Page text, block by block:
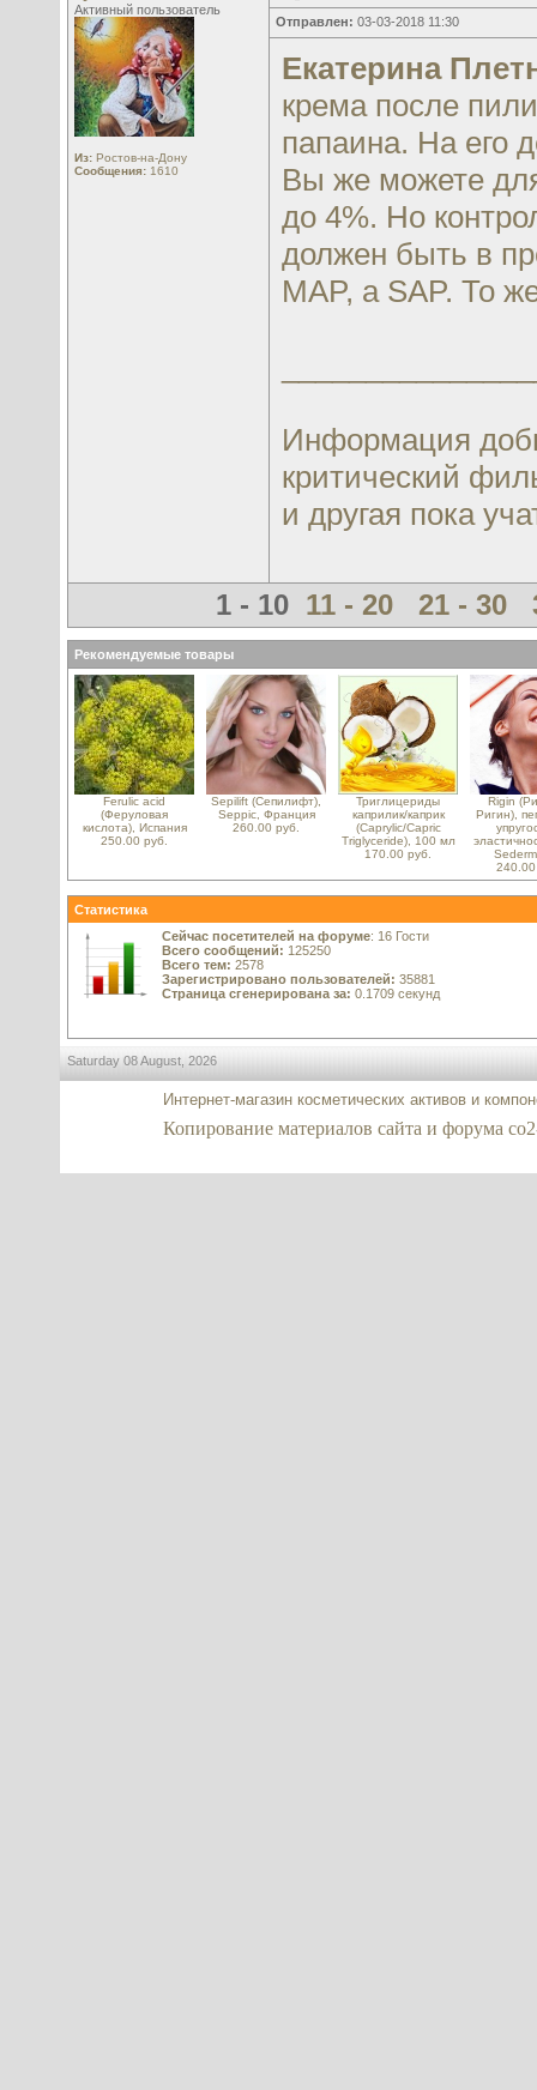
Активный пользователь
Из: Ростов-на-Дону
Сообщения: 1610
Отправлен: 03-03-2018 11:30
Екатерина
крема после
папаина. На его
Вы же можете
до 4%. Но
должен быть в
MAP, а SAP. То
Информация
критический
и другая пока
1 - 10 11 - 20 21 - 30
Рекомендуемые товары
Ferulic acid
(Феруловая
кислота), Испания
250.00 руб.
Sepilift (Сепилифт),
Seppic, Франция
260.00 руб.
Триглицериды
каприлик/каприк
(Caprylic/Capric
Triglyceride), 100 мл
170.00 руб.
Rigin
Ригин),
Статистика
Сейчас посетителей на форуме: 16 Гости
Всего сообщений: 125250
Всего тем: 2578
Зарегистрировано пользователей: 35881
Страница сгенерирована за: 0.1709 секунд
Saturday 08 August, 2026
Интернет-магазин косметических активов и
Копирование материалов сайта и форума